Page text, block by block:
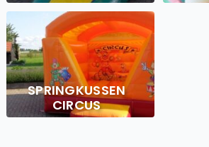
SPRINGKUSSEN
CIRCUS